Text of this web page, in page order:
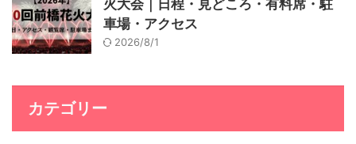
火大会｜日程・見どころ・有料席・駐
車場・アクセス
2026/8/1
カテゴリー